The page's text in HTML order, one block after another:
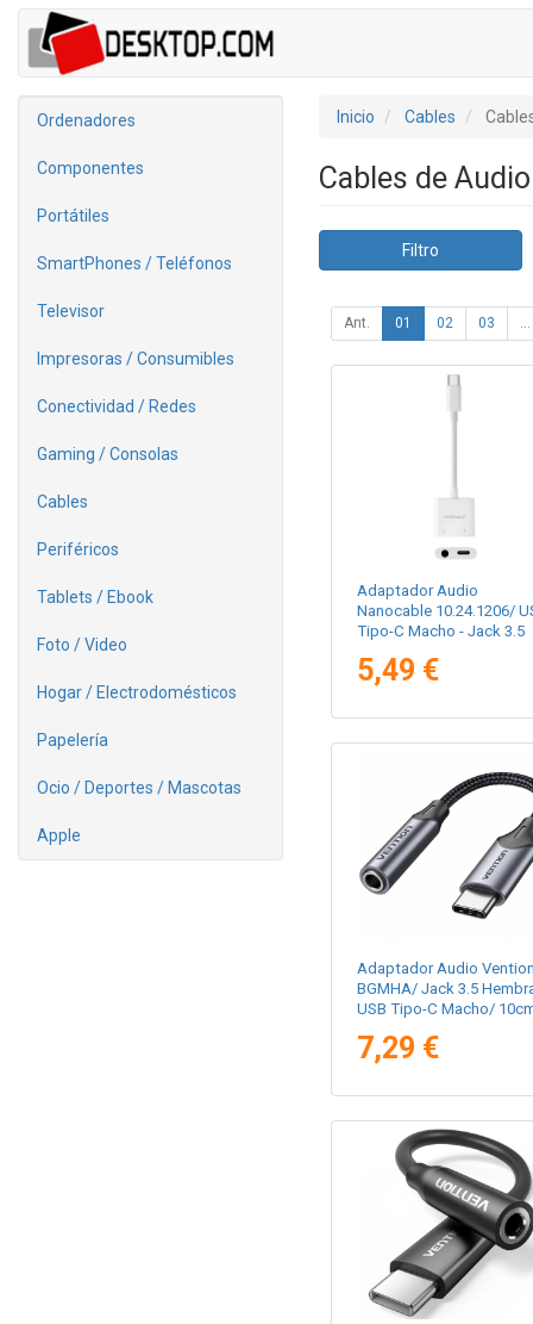
Ordenadores
Componentes
Portátiles
SmartPhones / Teléfonos
Televisor
Impresoras / Consumibles
Conectividad / Redes
Gaming / Consolas
Cables
Periféricos
Tablets / Ebook
Foto / Video
Hogar / Electrodomésticos
Papelería
Ocio / Deportes / Mascotas
Apple
Inicio Cables
Cables de
Filtro
Ant. 01 02 03 ...
Adaptador Audio
Nanocable 10.24.1206/
Tipo-C Macho - Jack 3.5
Hembra/ Blanco
5,49 €
Adaptador Audio
BGMHA/ Jack 3.5
USB Tipo-C Macho/
7,29 €